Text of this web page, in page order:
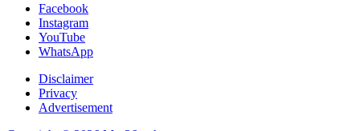
Facebook
Instagram
YouTube
WhatsApp
Disclaimer
Privacy
Advertisement